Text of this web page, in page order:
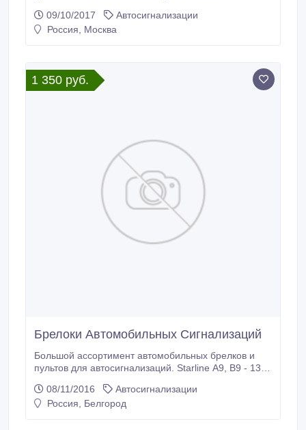
электрооборудования Москва и Московская
область. http://servcar.ru.
09/10/2017
Автосигнализации
Россия, Москва
1 350 руб.
Брелоки Автомобильных Сигнализаций
Большой ассортимент автомобильных брелков и
пультов для автосигнализаций. Starline А9, В9 - 1350
Tomahawk TZ9010, TZ9020 - 1650 руб. Starline A91,
A92, B92 - 2250 руб Scher-Khan Magicar 5, Magicar 7
08/11/2016
Автосигнализации
Россия, Белгород